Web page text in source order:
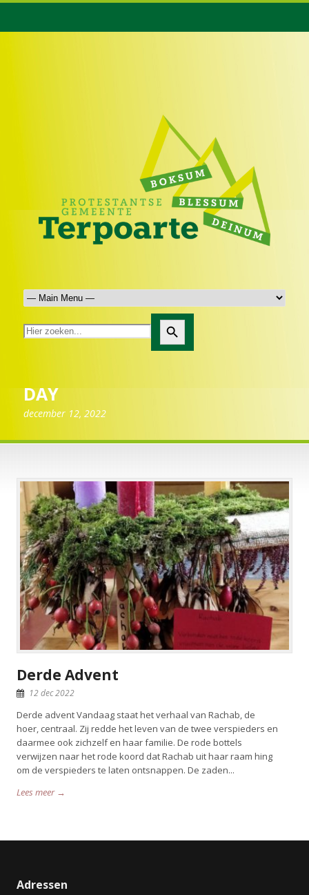
Zoekknop
DAY
december 12, 2022
Derde Advent
12 dec 2022
Derde advent Vandaag staat het verhaal van Rachab, de
hoer, centraal. Zij redde het leven van de twee verspieders en
daarmee ook zichzelf en haar familie. De rode bottels
verwijzen naar het rode koord dat Rachab uit haar raam hing
om de verspieders te laten ontsnappen. De zaden...
Lees meer →
Adressen